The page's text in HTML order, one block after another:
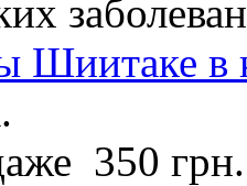
Шиитаке в
350